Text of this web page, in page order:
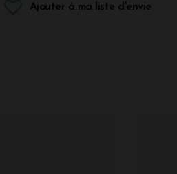
Ajouter à ma liste d'envie